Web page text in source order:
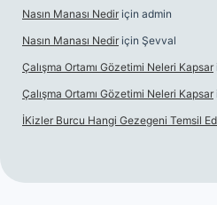
Nasın Manası Nedir için admin
Nasın Manası Nedir için Şevval
Çalışma Ortamı Gözetimi Neleri Kapsar
Çalışma Ortamı Gözetimi Neleri Kapsar
İKizler Burcu Hangi Gezegeni Temsil